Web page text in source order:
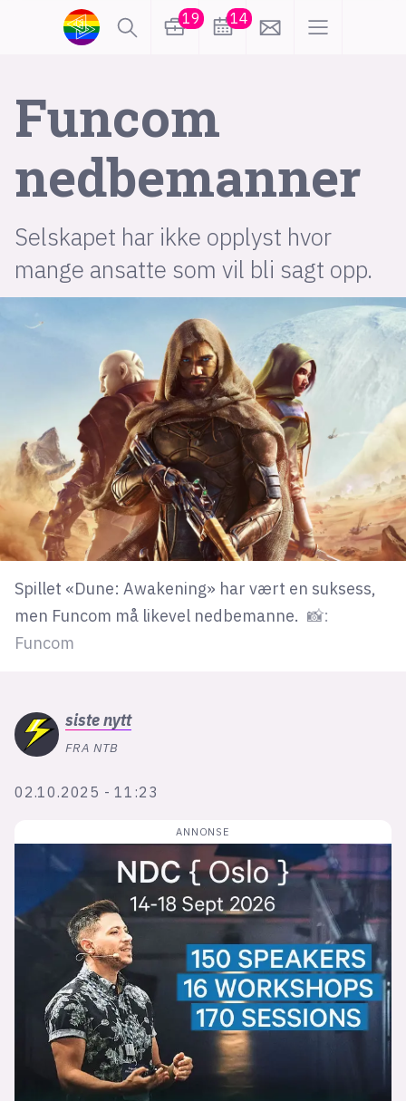
19 14
Funcom
nedbemanner
Selskapet har ikke opplyst hvor
mange ansatte som vil bli sagt opp.
Spillet «Dune: Awakening» har vært en suksess,
men Funcom må likevel nedbemanne. 📸:
Funcom
sistenytt
FRA NTB
02.10.2025 - 11:23
karriere
meninger
frontend
apputvikling
devops
IoT
design
tilgjengelighet
ukas koder
inn/ut
hobby
lys modus
mørk modus
nyhetsbrev
kode24-klubben
LinkedIn
Bluesky
annonsepriser
annonseguide
suksesshistorier